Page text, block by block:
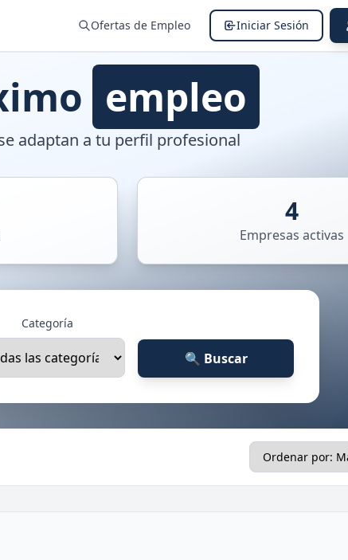
Ofertas de Empleo Iniciar Sesión
empleo
adaptan a tu perfil profesional
4
Empresas activas
Categoría
🔍 Buscar